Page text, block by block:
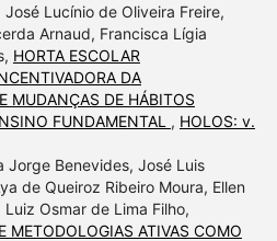
Lucínio de Oliveira Freire,
Arnaud, Francisca Lígia
HORTA ESCOLAR
DA
MUDANÇAS DE HÁBITOS
FUNDAMENTAL , HOLOS: v.
Jorge Benevides, José Luis
de Queiroz Ribeiro Moura, Ellen
Osmar de Lima Filho,
METODOLOGIAS ATIVAS COMO